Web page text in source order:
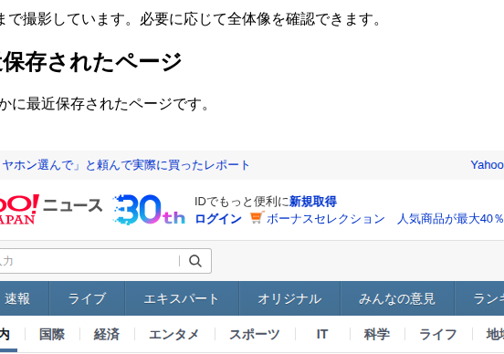
で撮影しています。必要に応じて全体像を確認できます。
存されたページ
に最近保存されたページです。